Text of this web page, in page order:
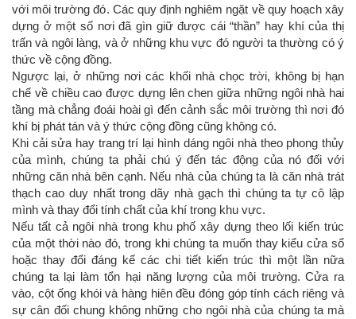
với môi trường đó. Các quy định nghiêm ngặt về quy hoạch xây
dựng ở một số nơi đã gìn giữ được cái “thần” hay khí của thị
trấn và ngôi làng, và ở những khu vực đó người ta thường có ý
thức về cộng đồng.
Ngược lại, ở những nơi các khối nhà chọc trời, không bị hạn
chế về chiều cao được dựng lên chen giữa những ngôi nhà hai
tầng mà chẳng đoái hoài gì đến cảnh sắc môi trường thì nơi đó
khí bị phát tán và ý thức cộng đồng cũng không có.
Khi cải sửa hay trang trí lại hình dáng ngôi nhà theo phong thủy
của mình, chúng ta phải chú ý đến tác động của nó đối với
những căn nhà bên cạnh. Nếu nhà của chúng ta là căn nhà trát
thạch cao duy nhất trong dãy nhà gạch thì chúng ta tự cô lập
mình và thay đổi tính chất của khí trong khu vực.
Nếu tất cả ngôi nhà trong khu phố xây dựng theo lối kiến trúc
của một thời nào đó, trong khi chúng ta muốn thay kiểu cửa sổ
hoặc thay đổi đáng kể các chi tiết kiến trúc thì một lần nữa
chúng ta lại làm tổn hại năng lượng của môi trường. Cửa ra
vào, cột ống khói và hàng hiên đều đóng góp tính cách riêng và
sự cân đối chung không những cho ngôi nhà của chúng ta mà